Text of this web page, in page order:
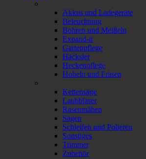
Akkus und Ladegeräte
Beleuchtung
Bohren und Meißeln
Expand-it
Gartenpflege
Häcksler
Heckenpflege
Hobeln und Fräsen
Kettensäge
Laubbläser
Rasenmähen
Sägen
Schleifen und Polieren
Sonstiges
Trimmer
Zubehör